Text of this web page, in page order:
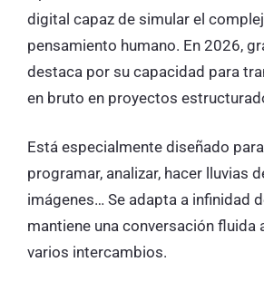
digital capaz de simular el
pensamiento humano. En 2026,
destaca por su capacidad para
en bruto en proyectos
Está especialmente diseñado
programar, analizar, hacer lluvias
imágenes… Se adapta a infinidad
mantiene una conversación fluida
varios intercambios.